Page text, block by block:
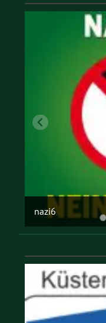
offene gesellschaft